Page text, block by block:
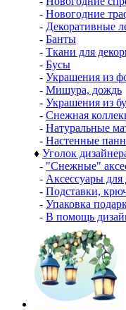
- Новогодние
- Декоративные
- Банты
- Ткани для
- Бусы
- Украшения из
- Мишура, дождь
- Украшения из
- Снежная
- Натуральные
- Настенные
♦ Уголок
- "Снежные"
- Аксессуары для
- Подставки,
- Упаковка
- В помощь